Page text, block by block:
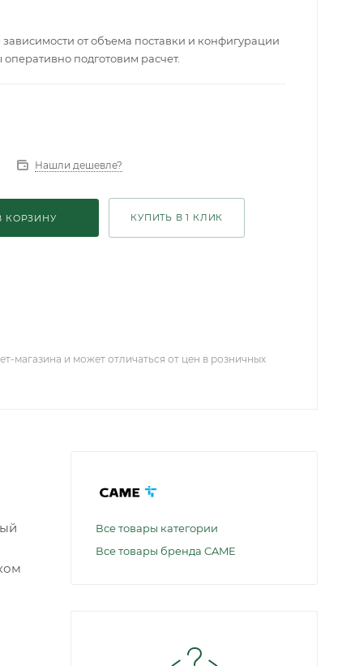
от объема поставки и конфигурации
подготовим расчет.
Нашли дешевле?
КОРЗИНУ КУПИТЬ В 1 КЛИК
магазина и может отличаться от цен в розничных
Все товары категории
Все товары бренда CAME